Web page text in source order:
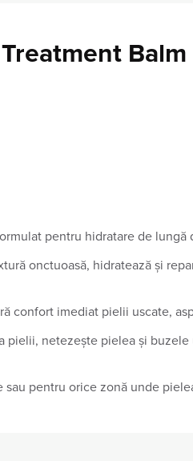
Balm
pentru hidratare de lungă
onctuoasă, hidratează și
confort imediat pielii uscate,
pielii, netezește pielea și buzele
pentru orice zonă unde